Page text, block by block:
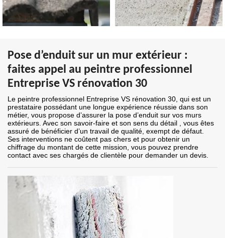
Pose d’enduit sur un mur extérieur :
faites appel au peintre professionnel
Entreprise VS rénovation 30
Le peintre professionnel Entreprise VS rénovation 30, qui est un
prestataire possédant une longue expérience réussie dans son
métier, vous propose d’assurer la pose d’enduit sur vos murs
extérieurs. Avec son savoir-faire et son sens du détail , vous êtes
assuré de bénéficier d’un travail de qualité, exempt de défaut.
Ses interventions ne coûtent pas chers et pour obtenir un
chiffrage du montant de cette mission, vous pouvez prendre
contact avec ses chargés de clientèle pour demander un devis.